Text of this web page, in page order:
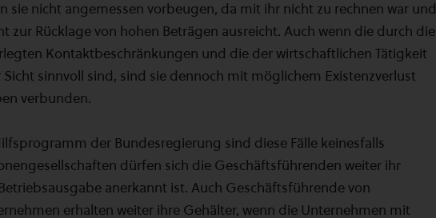
sie nicht angemessen vorbeugen, da mit ihr nicht zu rechnen war und
zur Rücklage von hohen Beträgen ausreicht. Auch wenn die durch die
Kontaktbeschränkungen und die der wirtschaftlichen Tätigkeit
sinnvoll sind, sind sie dennoch mit möglichem Existenzverlust
verbunden.
der Bundesregierung sind diese Fälle keinesfalls
dürfen sich die Geschäftsführenden weiter ihr
anerkannt ist. Auch Geschäftsführende von
erhalten weiter ihre Gehälter, wenn die Unternehmen mit